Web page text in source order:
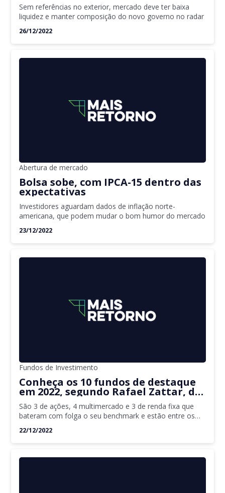
Sem referências no exterior, mercado deve ter baixa
liquidez e manter composição do novo governo no radar
26/12/2022
Abertura de mercado
Bolsa sobe, com IPCA-15 dentro das
expectativas
Investidores aguardam dados de inflação norte-
americana, que podem mudar o bom humor do mercado
23/12/2022
Fundos de Investimento
Conheça os 10 fundos de destaque
em 2022, segundo Rafael Zattar, da
Carteira Z
São 3 de ações, 4 multimercado e 3 de renda fixa que
bateram com folga o seu benchmark e estão entre os
22/12/2022